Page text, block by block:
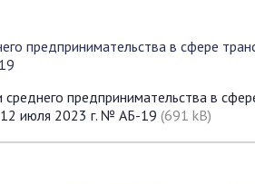
предпринимательства в сфере
предпринимательства в
12 июля 2023 г. № АБ-19 (691 kB)